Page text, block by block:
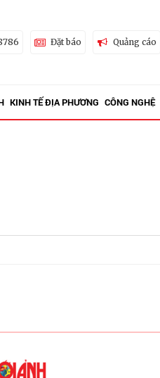
Đặt báo Quảng cáo
KINH TẾ ĐỊA PHƯƠNG CÔNG NGHỆ